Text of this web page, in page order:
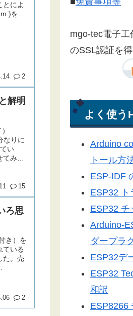
とによ
)を使
2
解明
なりに
い
みま
15
ろ思
き）を
ている
た。売
2
SSL/TLS
有機
LCD(液
Arduino-
Arduino-
LEDドッ
Server-
スマート
3Dプリン
ライブラ
工具／測
アプリ
ツール
便利グッ
mgo-tec電子
のSSL認証を得
よく使う
Arduino
トール方
ESP-IDF
ESP32 ト
ESP32 チ
Arduino-
ダープラ
ESP32デ
ESP32
和訳
ESP8266